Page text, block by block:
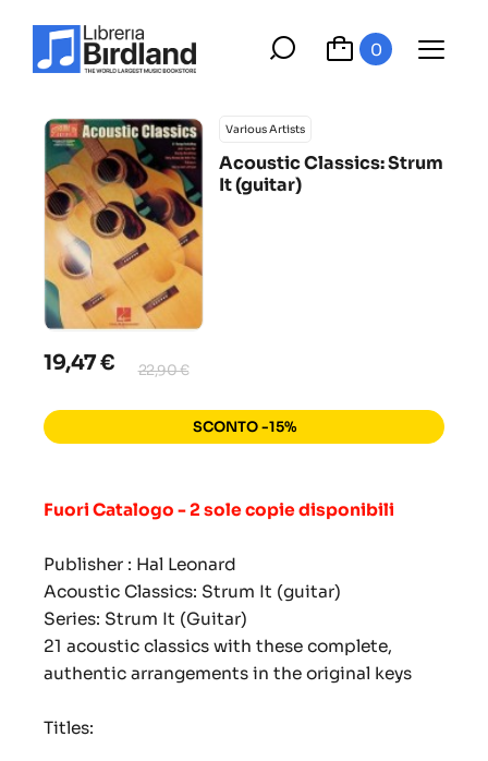
0
Various Artists
Acoustic Classics: Strum
It (guitar)
19,47 € 22,90 €
SCONTO -15%
Fuori Catalogo - 2 sole copie disponibili
Publisher : Hal Leonard
Acoustic Classics: Strum It (guitar)
Series: Strum It (Guitar)
21 acoustic classics with these complete,
authentic arrangements in the original keys
Titles: